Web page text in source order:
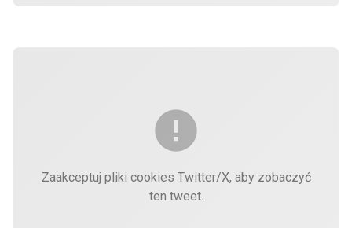
Zaakceptuj pliki cookies Twitter/X, aby zobaczyć
ten tweet.